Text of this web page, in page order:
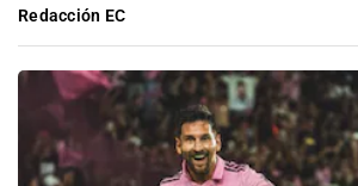
Redacción EC